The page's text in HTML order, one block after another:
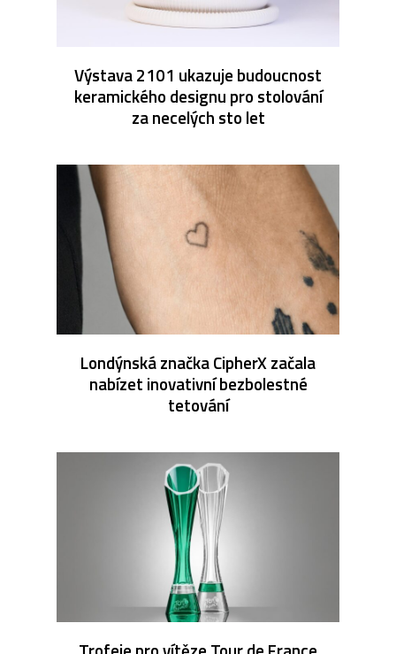
Výstava 2101 ukazuje budoucnost
keramického designu pro stolování
za necelých sto let
Londýnská značka CipherX začala
nabízet inovativní bezbolestné
tetování